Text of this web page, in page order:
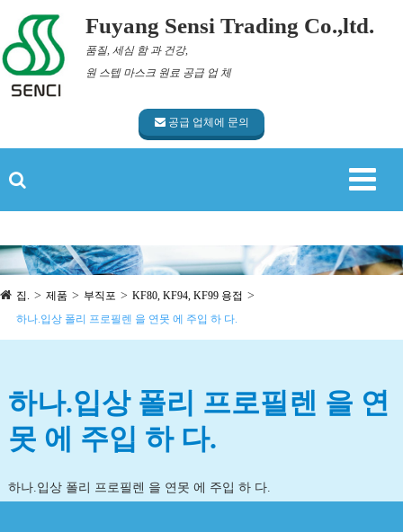
Fuyang Sensi Trading Co.,ltd.
품질, 세심 함 과 건강,
원 스텝 마스크 원료 공급 업 체
공급 업체에 문의
집. 제품 부직포
KF80, KF94, KF99 용접
하나.입상 폴리 프로필렌 을 연못 에 주입 하 다.
하나.입상 폴리 프로필렌 을 연
못 에 주입 하 다.
하나.입상 폴리 프로필렌 을 연못 에 주입 하 다.